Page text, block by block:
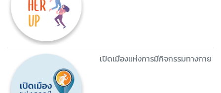
เปิดเมืองแห่งการมีกิจกรรมทางกาย